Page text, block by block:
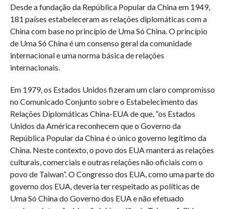
Desde a fundação da República Popular da China em 1949,
181 países estabeleceram as relações diplomáticas com a
China com base no princípio de Uma Só China. O princípio
de Uma Só China é um consenso geral da comunidade
internacional e uma norma básica de relações
internacionais.
Em 1979, os Estados Unidos fizeram um claro compromisso
no Comunicado Conjunto sobre o Estabelecimento das
Relações Diplomáticas China-EUA de que, “os Estados
Unidos da América reconhecem que o Governo da
República Popular da China é o único governo legítimo da
China. Neste contexto, o povo dos EUA manterá as relações
culturais, comerciais e outras relações não oficiais com o
povo de Taiwan”. O Congresso dos EUA, como uma parte do
governo dos EUA, deveria ter respeitado as políticas de
Uma Só China do Governo dos EUA e não efetuado